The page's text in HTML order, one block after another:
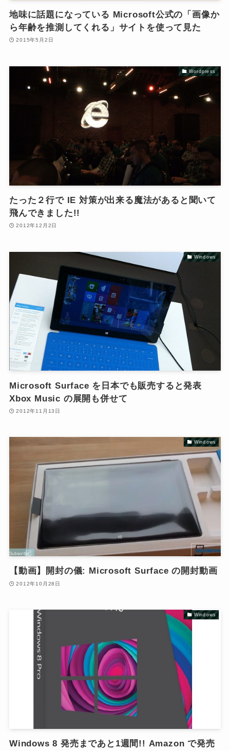
地味に話題になっている Microsoft公式の「画像か
ら年齢を推測してくれる」サイトを使って見た
2015年5月2日
Wordpress
たった２行で IE 対策が出来る魔法があると聞いて
飛んできました!!
2012年12月2日
Windows
Microsoft Surface を日本でも販売すると発表
Xbox Music の展開も併せて
2012年11月13日
Windows
【動画】開封の儀: Microsoft Surface の開封動画
2012年10月28日
Windows
Windows 8 発売まであと1週間!! Amazon で発売